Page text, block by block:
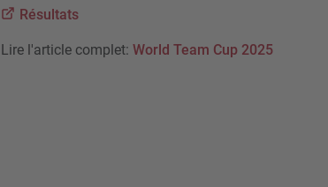
Résultats
Lire l'article complet: World Team Cup 2025